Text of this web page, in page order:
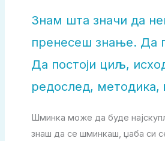
Знам шта значи да
пренесеш знање. Да
Да постоји циљ,
редослед, методика,
Шминка може да буде
знаш да се шминкаш, џаба си